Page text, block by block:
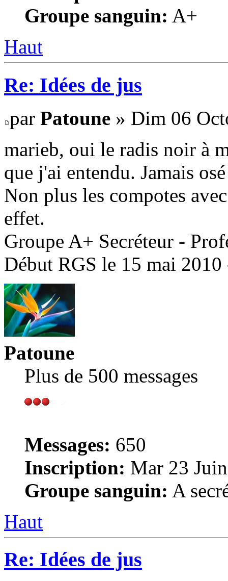
Groupe sanguin: A+
Haut
Re: Idées de jus
par Patoune » Dim 06
marieb, oui le radis noir à
que j'ai entendu. Jamais
Non plus les compotes
effet.
Groupe A+ Secréteur -
Début RGS le 15 mai
Patoune
Plus de 500 messages
Messages: 650
Inscription: Mar 23
Groupe sanguin: A
Haut
Re: Idées de jus